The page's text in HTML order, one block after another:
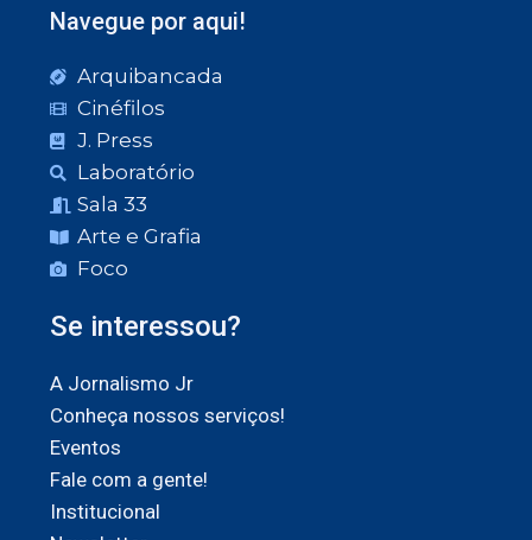
Navegue por aqui!
Arquibancada
Cinéfilos
J. Press
Laboratório
Sala 33
Arte e Grafia
Foco
Se interessou?
A Jornalismo Jr
Conheça nossos serviços!
Eventos
Fale com a gente!
Institucional